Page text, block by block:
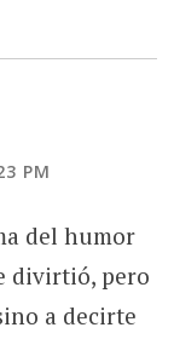
PM
del humor
divirtió, pero
a decirte